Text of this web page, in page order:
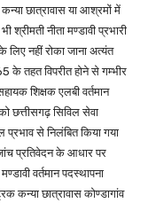
छात्रावास या आश्रमों में
नीता मण्डावी प्रभारी
लिए नहीं रोका जाना अत्यंत
तहत विपरीत होने से गम्भीर
शिक्षक एलबी वर्तमान
छत्तीसगढ़ सिविल सेवा
से निलंबित किया गया
प्रतिवेदन के आधार पर
वर्तमान पदस्थापना
कन्या छात्रावास कोण्डागांव